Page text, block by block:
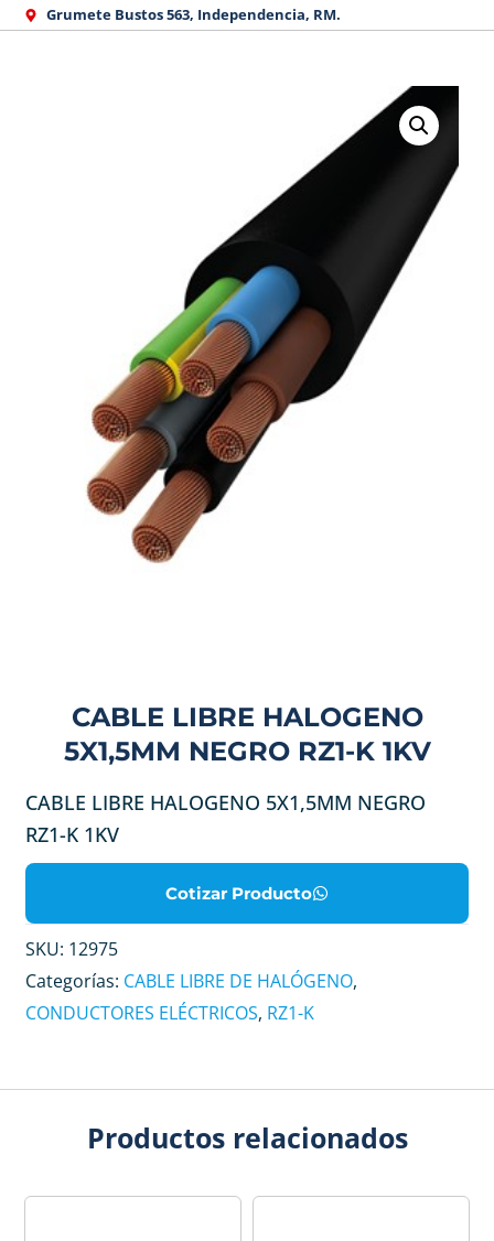
Grumete Bustos 563, Independencia, RM.
CABLE LIBRE HALOGENO
5X1,5MM NEGRO RZ1-K 1KV
CABLE LIBRE HALOGENO 5X1,5MM NEGRO
RZ1-K 1KV
Cotizar Producto
SKU: 12975
Categorías: CABLE LIBRE DE HALÓGENO,
CONDUCTORES ELÉCTRICOS, RZ1-K
Productos relacionados